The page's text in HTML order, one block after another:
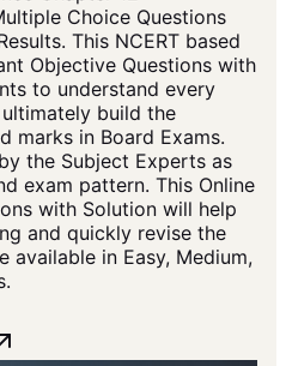
Choice Questions
This NCERT based
Objective Questions with
to understand every
build the
marks in Board Exams.
the Subject Experts as
exam pattern. This Online
with Solution will help
and quickly revise the
available in Easy, Medium,